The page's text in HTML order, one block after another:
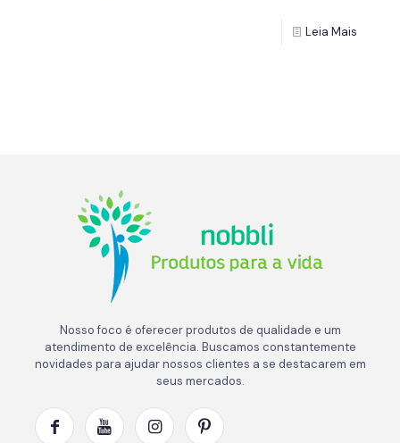
Leia Mais
Nosso foco é oferecer produtos de qualidade e um
atendimento de excelência. Buscamos constantemente
novidades para ajudar nossos clientes a se destacarem em
seus mercados.